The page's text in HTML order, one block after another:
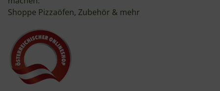
Shoppe Pizzaöfen, Zubehör & mehr